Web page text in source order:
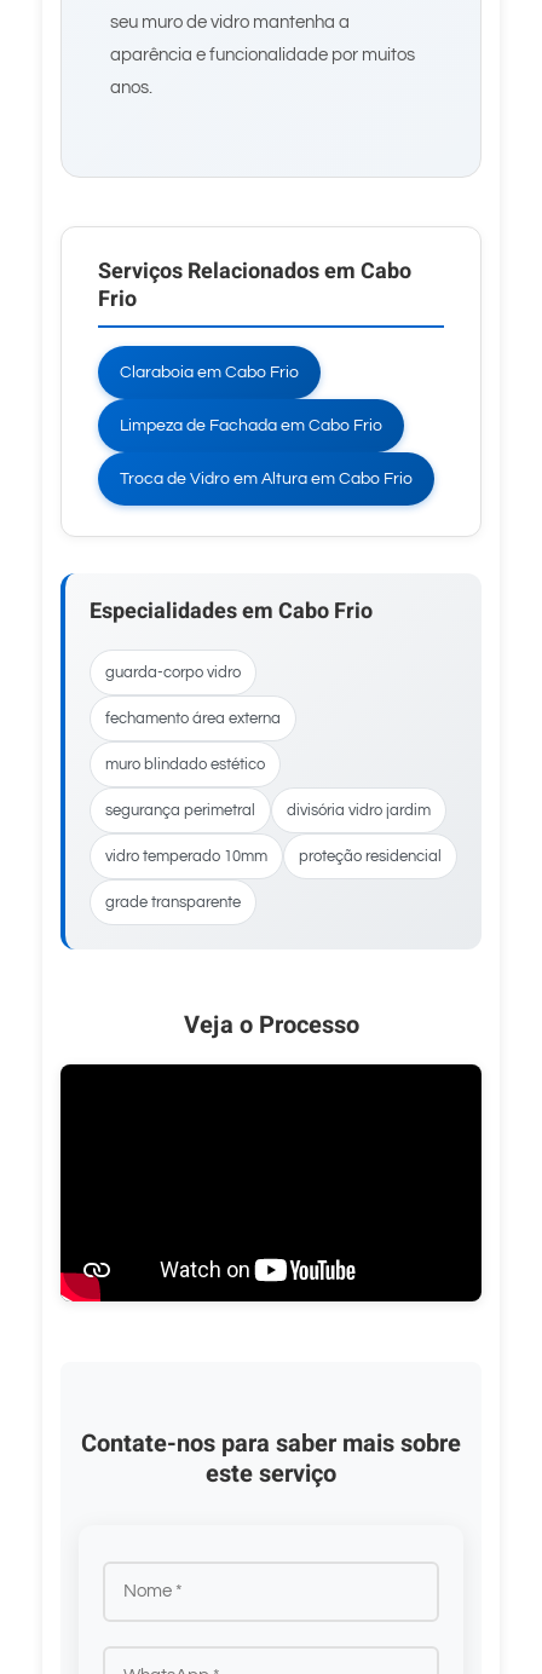
seu muro de vidro mantenha a
aparência e funcionalidade por muitos
anos.
Serviços Relacionados em Cabo
Frio
Claraboia em Cabo Frio
Limpeza de Fachada em Cabo Frio
Troca de Vidro em Altura em Cabo Frio
Especialidades em Cabo Frio
guarda-corpo vidro
fechamento área externa
muro blindado estético
segurança perimetral divisória vidro jardim
vidro temperado 10mm proteção residencial
grade transparente
Veja o Processo
Contate-nos para saber mais sobre
este serviço